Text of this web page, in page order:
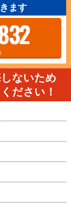
ます
ないため
ださい！